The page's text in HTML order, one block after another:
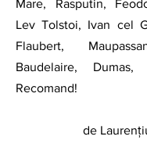
Mare, Rasputin,
Lev Tolstoi, Ivan cel
Flaubert,
Baudelaire, Dumas,
Recomand!
de